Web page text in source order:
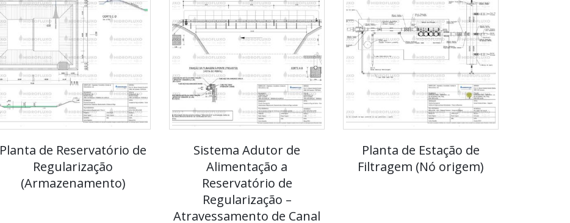
Planta de Reservatório de
Regularização
(Armazenamento)
Sistema Adutor de
Alimentação a
Reservatório de
Regularização –
Atravessamento de Canal
Planta de Estação de
Filtragem (Nó origem)